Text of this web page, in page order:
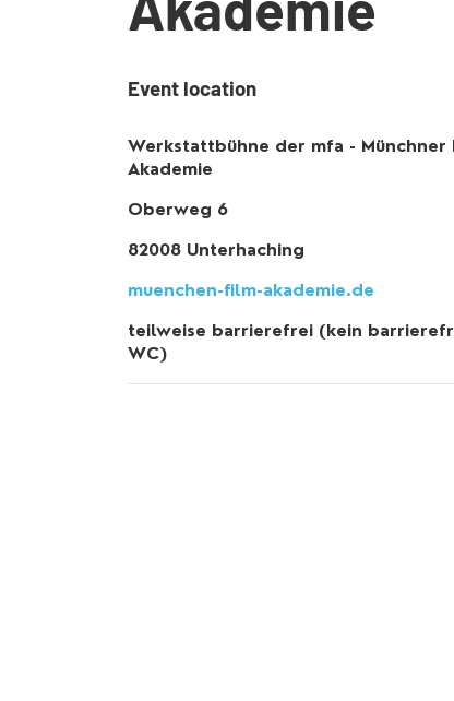
Event location
Werkstattbühne der mfa - Münchner
Akademie
Oberweg 6
82008 Unterhaching
muenchen-film-akademie.de
teilweise barrierefrei (kein
WC)